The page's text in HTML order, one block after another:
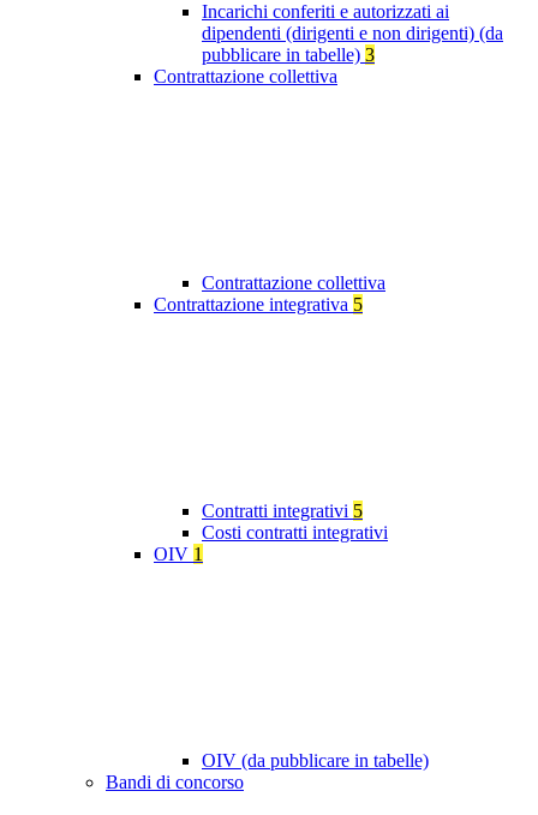
Incarichi conferiti e autorizzati ai
dipendenti (dirigenti e non dirigenti) (da
pubblicare in tabelle) 3
Contrattazione collettiva
Contrattazione collettiva
Contrattazione integrativa 5
Contratti integrativi 5
Costi contratti integrativi
OIV 1
OIV (da pubblicare in tabelle)
Bandi di concorso